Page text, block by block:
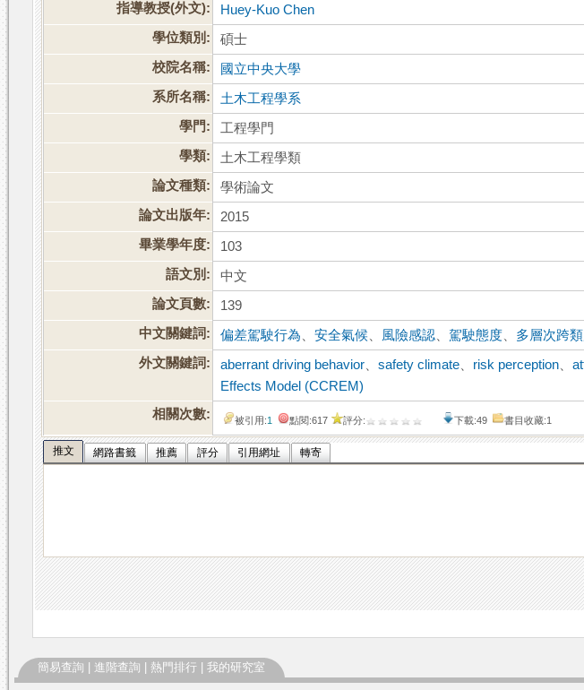
指導教授(外文):
Huey-Kuo Chen
學位類別:
碩士
校院名稱:
國立中央大學
系所名稱:
土木工程學系
學門:
工程學門
學類:
土木工程學類
論文種類:
學術論文
論文出版年:
2015
畢業學年度:
103
語文別:
中文
論文頁數:
139
中文關鍵詞:
偏差駕駛行為 、安全氣候 風險感認 駕駛態度
多層次跨
外文關鍵詞:
aberrant driving behavior 、safety climate risk perception 、
Effects Model (CCREM)
相關次數:
被引用:1 點閱:617 評分: 下載:49 書目收藏:1
推文 網路書籤 推薦 評分 引用網址 轉寄
簡易查詢 進階查詢 熱門排行 我的研究室